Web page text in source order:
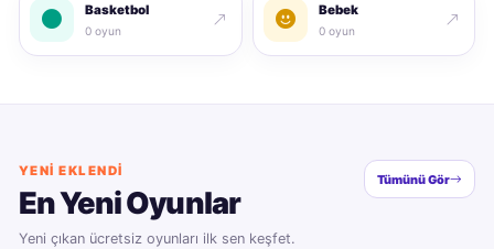
Basketbol
0 oyun
Bebek
0 oyun
YENI EKLENDI
En Yeni Oyunlar
Yeni çıkan ücretsiz oyunları ilk sen keşfet.
Tümünü Gör